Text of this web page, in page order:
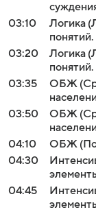
03:10
Логика
03:20
Логика
03:35
ОБЖ
03:50
ОБЖ
04:10
ОБЖ
04:30
04:45